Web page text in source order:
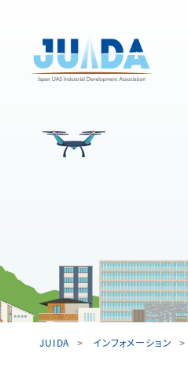
JUIDA インフォメーション